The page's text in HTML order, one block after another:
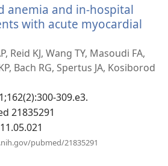
タ
ブ
で
く）
anemia and in-hospital
with acute myocardial
Reid KJ, Wang TY, Masoudi FA,
Bach RG, Spertus JA, Kosiborod
309.e3.
21835291
pubmed/21835291